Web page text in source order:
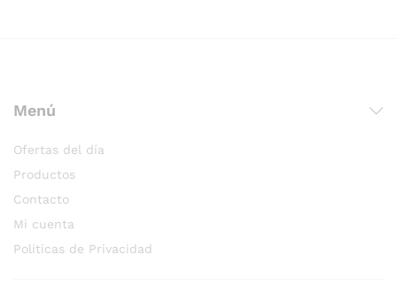
Menú
Ofertas del día
Productos
Contacto
Mi cuenta
Políticas de Privacidad